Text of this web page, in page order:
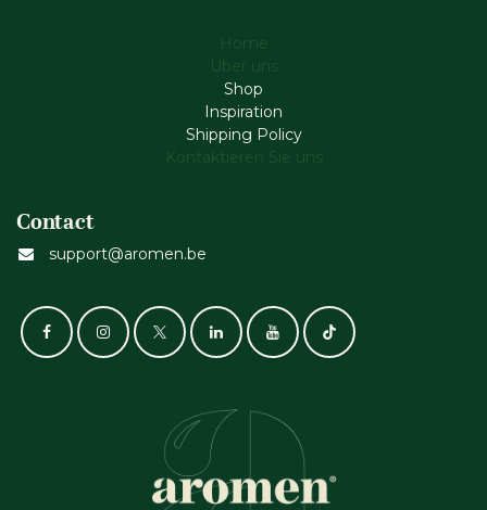
Home
Über uns
Shop
Inspiration
Shipping Policy
Kontaktieren Sie uns
Contact
support@aromen.be